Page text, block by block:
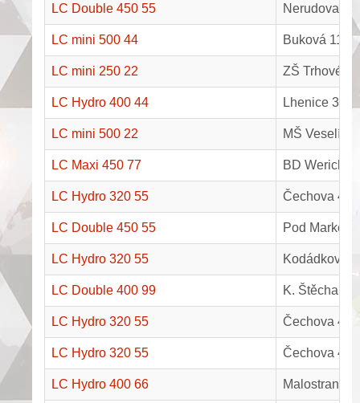
LC Double 450 55 Nerudova
LC mini 500 44 Buková 110,
LC mini 250 22 ZŠ Trhové
LC Hydro 400 44 Lhenice 302
LC mini 500 22 MŠ Veselí
LC Maxi 450 77 BD
LC Hydro 320 55 Čechova 46,
LC Double 450 55 Pod
LC Hydro 320 55 Kodádkova
LC Double 400 99 K. Štěcha
LC Hydro 320 55 Čechova 42,
LC Hydro 320 55 Čechova 44,
LC Hydro 400 66